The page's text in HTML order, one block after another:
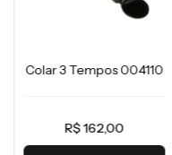
Colar 3 Tempos 004110
R$ 162,00